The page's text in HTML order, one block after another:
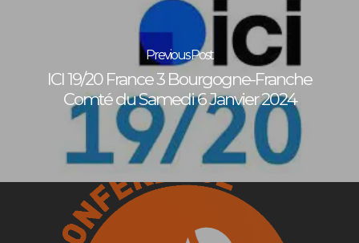
Previous Post
ICI 19/20 France 3 Bourgogne-Franche
Comté du Samedi 6 Janvier 2024